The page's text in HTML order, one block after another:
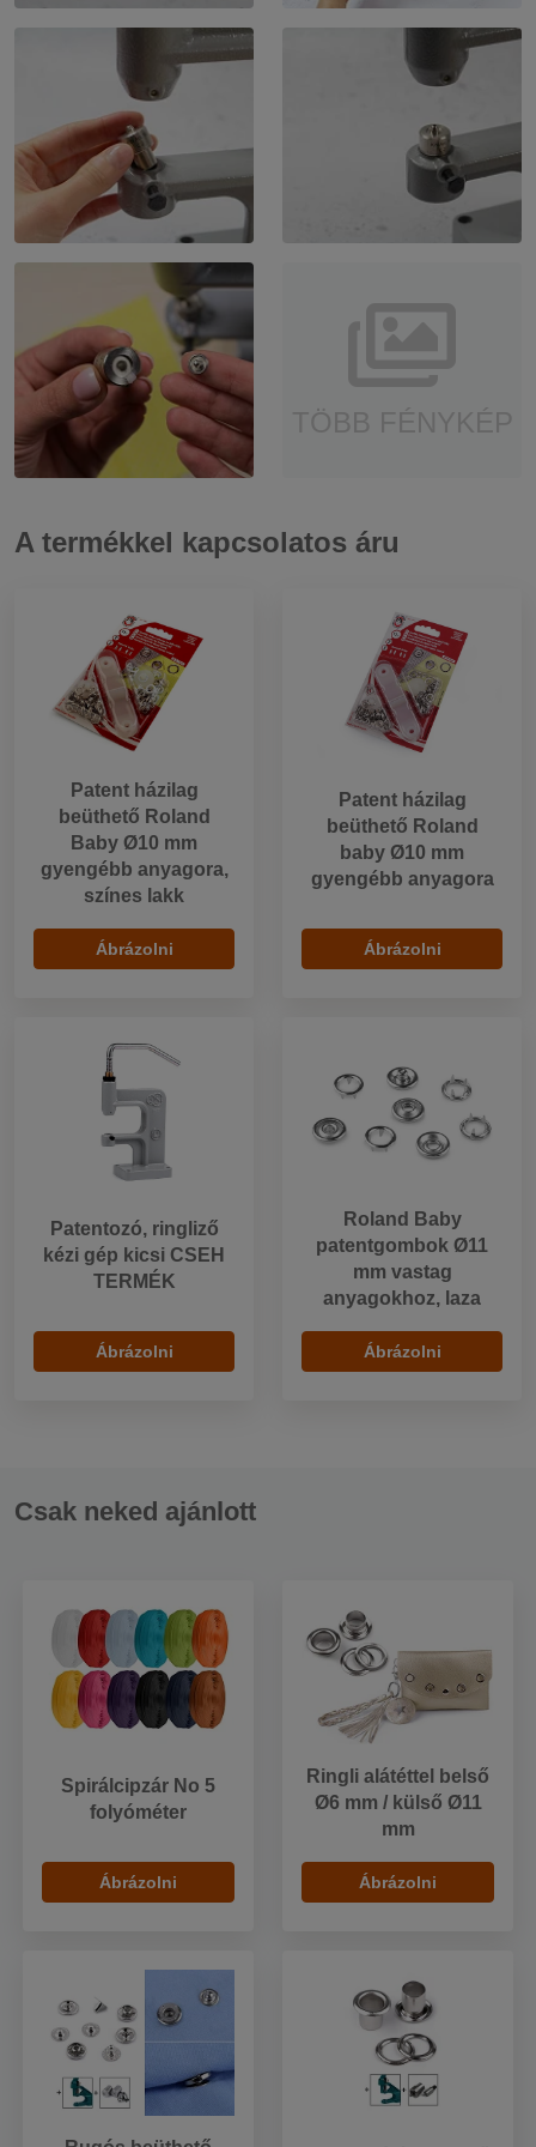
A termékkel kapcsolatos áru
Patent házilag
beüthető Roland
Baby Ø10 mm
gyengébb anyagora,
színes lakk
Ábrázolni
Patent házilag
beüthető Roland
baby Ø10 mm
gyengébb anyagora
Ábrázolni
Patentozó, ringliző
kézi gép kicsi CSEH
TERMÉK
Ábrázolni
Roland Baby
patentgombok Ø11
mm vastag
anyagokhoz, laza
Ábrázolni
Csak neked ajánlott
Spirálcipzár No 5
folyóméter
Ábrázolni
Ringli alátéttel belső
Ø6 mm / külső Ø11
mm
Ábrázolni